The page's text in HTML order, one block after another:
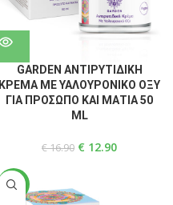
GARDEN ΑΝΤΙΡΥΤΙΔΙΚΗ
ΚΡΕΜΑ ME ΥΑΛΟΥΡΟΝΙΚΟ ΟΞΥ
ΓΙΑ ΠΡΟΣΩΠΟ ΚΑΙ ΜΑΤΙΑ 50
ML
€16.90 € 12.90
-24%